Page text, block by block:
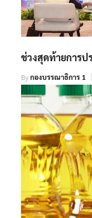
ช่วงสุดท้ายการป
Byกองบรรณาธิการ 1